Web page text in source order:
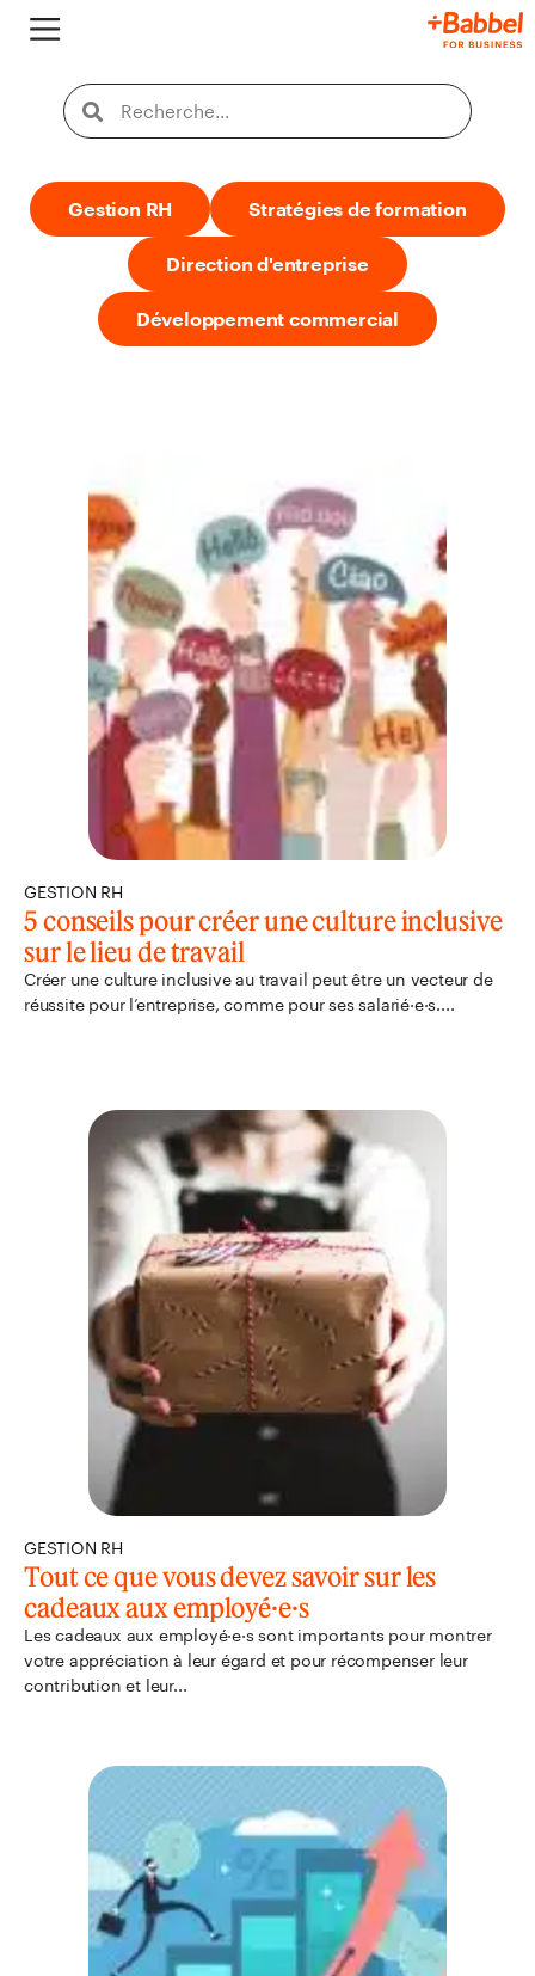
Gestion RH Stratégies de formation
Direction d'entreprise
Développement commercial
GESTION RH
5 conseils pour créer une culture inclusive
sur le lieu de travail
Créer une culture inclusive au travail peut être un vecteur de
réussite pour l’entreprise, comme pour ses salarié·e·s....
GESTION RH
Tout ce que vous devez savoir sur les
cadeaux aux employé·e·s
Les cadeaux aux employé·e·s sont importants pour montrer
votre appréciation à leur égard et pour récompenser leur
contribution et leur...